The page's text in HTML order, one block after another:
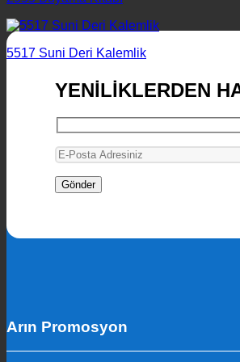
5517 Suni Deri Kalemlik
YENİLİKLERDEN
Arın Promosyon